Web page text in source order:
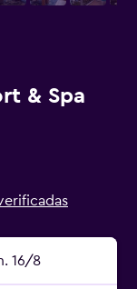
& Spa
16/8